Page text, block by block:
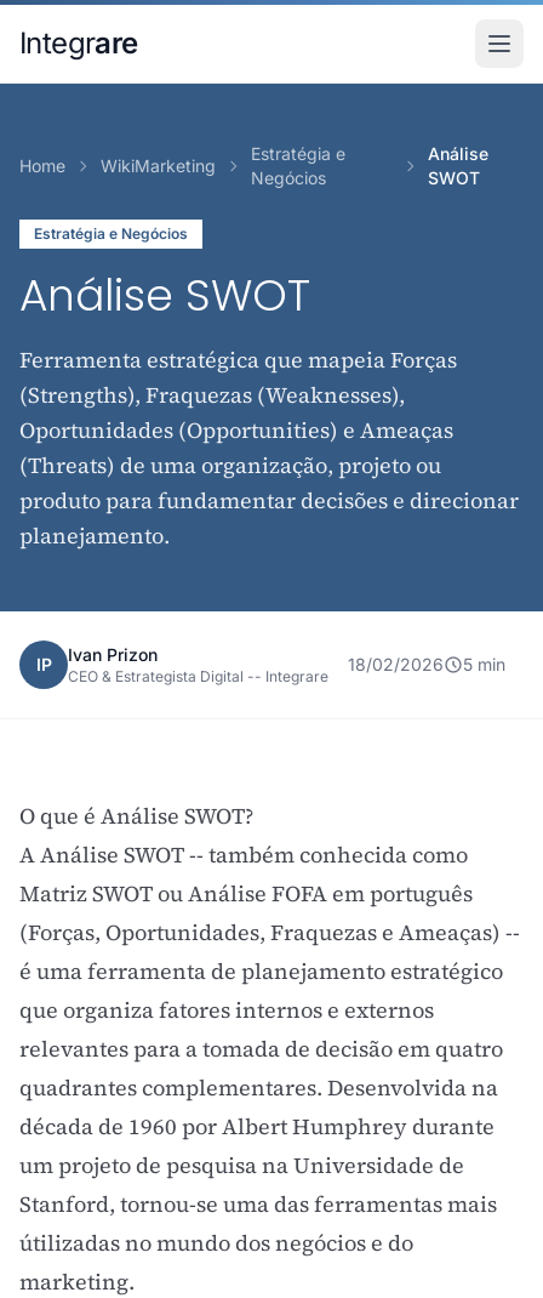
Integrare
Home WikiMarketing
Estratégia e
Negócios
Análise
SWOT
Estratégia e Negócios
Análise SWOT
Ferramenta estratégica que mapeia Forças
(Strengths), Fraquezas (Weaknesses),
Oportunidades (Opportunities) e Ameaças
(Threats) de uma organização, projeto ou
produto para fundamentar decisões e direcionar
planejamento.
IP Ivan Prizon
CEO & Estrategista Digital -- Integrare
18/02/2026 5 min
O que é Análise SWOT?
A Análise SWOT -- também conhecida como
Matriz SWOT ou Análise FOFA em português
(Forças, Oportunidades, Fraquezas e Ameaças) --
é uma ferramenta de planejamento estratégico
que organiza fatores internos e externos
relevantes para a tomada de decisão em quatro
quadrantes complementares. Desenvolvida na
década de 1960 por Albert Humphrey durante
um projeto de pesquisa na Universidade de
Stanford, tornou-se uma das ferramentas mais
útilizadas no mundo dos negócios e do
marketing.